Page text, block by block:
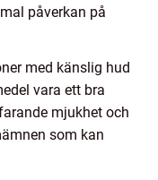
påverkan på
med känslig hud
vara ett bra
mjukhet och
som kan